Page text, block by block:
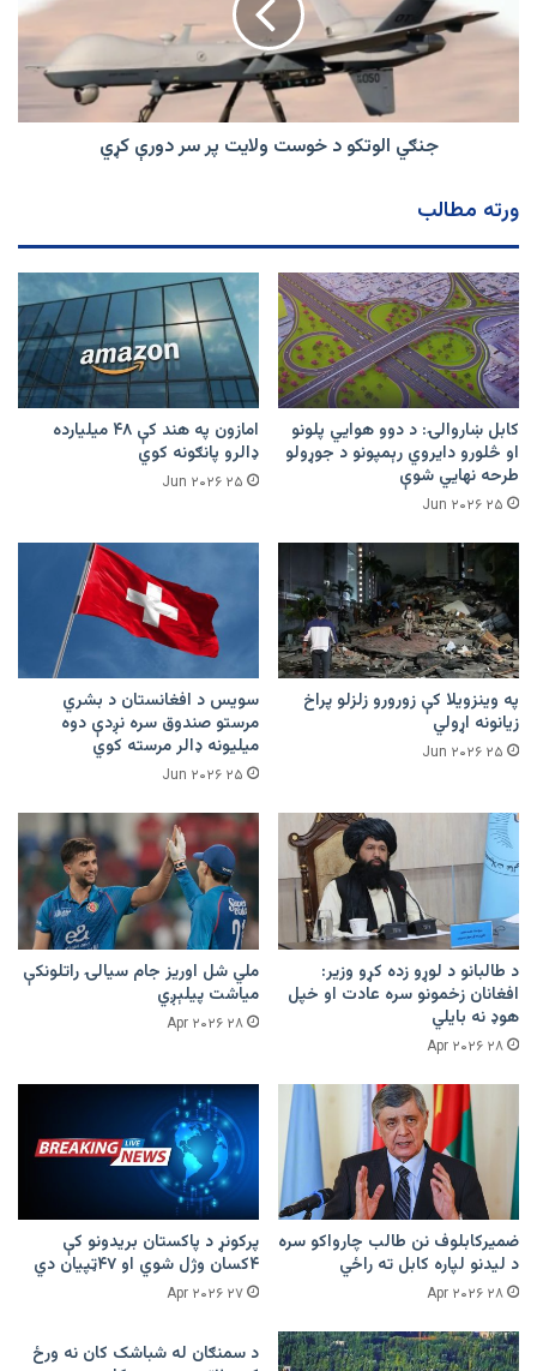
ولایت
پر
کړي
جنګي الوتکو د خوست ولایت پر سر دورې کړي
ورته مطالب
کابل ښاروالۍ: د دوو هوايي پلونو
او څلورو دایروي رېمپونو د جوړولو
طرحه نهایي شوې
۲۵ Jun ۲۰۲۶
امازون په هند کې ۴۸ میلیارده
ډالرو پانګونه کوي
۲۵ Jun ۲۰۲۶
په وینزویلا کې زورورو زلزلو پراخ
زیانونه اړولي
۲۵ Jun ۲۰۲۶
سویس د افغانستان د بشري
مرستو صندوق سره نږدې دوه
میلیونه ډالر مرسته کوي
۲۵ Jun ۲۰۲۶
د طالبانو د لوړو زده کړو وزیر:
افغانان زخمونو سره عادت او خپل
هوډ نه بایلي
۲۸ Apr ۲۰۲۶
ملي شل اوریز جام سیالۍ راتلونکې
میاشت پیلېږي
۲۸ Apr ۲۰۲۶
ضمیرکابلوف نن طالب چارواکو سره
د لیدنو لپاره کابل ته راځي
۲۸ Apr ۲۰۲۶
پرکونړ د پاکستان بریدونو کې
۴کسان وژل شوي او ۴۷ټپیان دي
۲۷ Apr ۲۰۲۶
د سمنګان له شباشک کان نه ورځ